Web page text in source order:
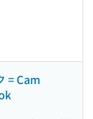
= Cam